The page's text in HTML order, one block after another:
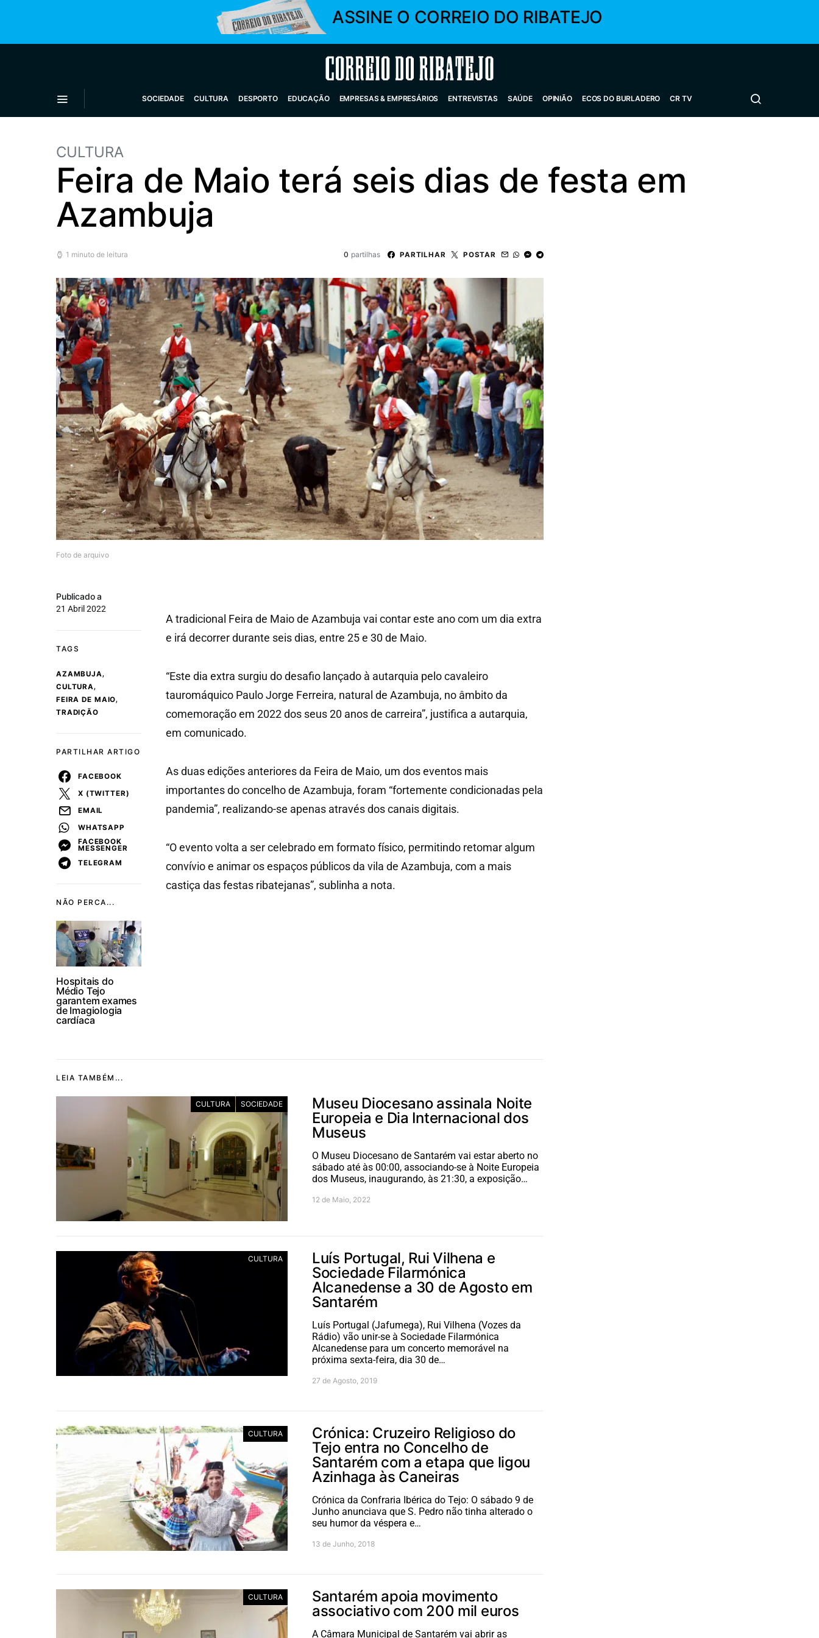
ASSINE O CORREIO DO RIBATEJO
Correio do Ribatejo
SOCIEDADE CULTURA DESPORTO EDUCAÇÃO EMPRESAS & EMPRESÁRIOS ENTREVISTAS SAÚDE OPINIÃO ECOS DO BURLADERO CR TV
CULTURA
Feira de Maio terá seis dias de festa em
Azambuja
1 minuto de leitura 0 partilhas PARTILHAR POSTAR
Foto de arquivo
NÃO PERCA...
Hospitais do
Médio Tejo
garantem exames
de Imagiologia
cardíaca
Publicado a
21 Abril 2022
TAGS
AZAMBUJA,
CULTURA,
FEIRA DE MAIO,
TRADIÇÃO
PARTILHAR ARTIGO
FACEBOOK
X (TWITTER)
EMAIL
WHATSAPP
FACEBOOK
MESSENGER
TELEGRAM
A tradicional Feira de Maio de Azambuja vai contar este ano com um dia extra
e irá decorrer durante seis dias, entre 25 e 30 de Maio.
“Este dia extra surgiu do desafio lançado à autarquia pelo cavaleiro
tauromáquico Paulo Jorge Ferreira, natural de Azambuja, no âmbito da
comemoração em 2022 dos seus 20 anos de carreira”, justifica a autarquia,
em comunicado.
As duas edições anteriores da Feira de Maio, um dos eventos mais
importantes do concelho de Azambuja, foram “fortemente condicionadas pela
pandemia”, realizando-se apenas através dos canais digitais.
“O evento volta a ser celebrado em formato físico, permitindo retomar algum
convívio e animar os espaços públicos da vila de Azambuja, com a mais
castiça das festas ribatejanas”, sublinha a nota.
LEIA TAMBÉM...
CULTURA SOCIEDADE
Museu Diocesano assinala Noite
Europeia e Dia Internacional dos
Museus
O Museu Diocesano de Santarém vai estar aberto no
sábado até às 00:00, associando-se à Noite Europeia
dos Museus, inaugurando, às 21:30, a exposição…
12 de Maio, 2022
CULTURA
Luís Portugal, Rui Vilhena e
Sociedade Filarmónica
Alcanedense a 30 de Agosto em
Santarém
Luís Portugal (Jafumega), Rui Vilhena (Vozes da
Rádio) vão unir-se à Sociedade Filarmónica
Alcanedense para um concerto memorável na
próxima sexta-feira, dia 30 de…
27 de Agosto, 2019
CULTURA
Crónica: Cruzeiro Religioso do
Tejo entra no Concelho de
Santarém com a etapa que ligou
Azinhaga às Caneiras
Crónica da Confraria Ibérica do Tejo: O sábado 9 de
Junho anunciava que S. Pedro não tinha alterado o
seu humor da véspera e…
13 de Junho, 2018
CULTURA
Santarém apoia movimento
associativo com 200 mil euros
A Câmara Municipal de Santarém vai abrir as